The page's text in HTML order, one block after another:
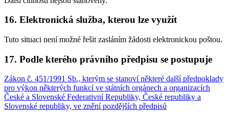
16. Elektronická služba, kterou lze využít
Tuto situaci není možné řešit zasláním žádosti elektronickou poštou.
17. Podle kterého právního předpisu se postupuje
Zákon č. 451/1991 Sb., kterým se stanoví některé další předpoklady
pro výkon některých funkcí ve státních orgánech a organizacích
České a Slovenské Federativní Republiky, České republiky a
Slovenské republiky, ve znění pozdějších předpisů